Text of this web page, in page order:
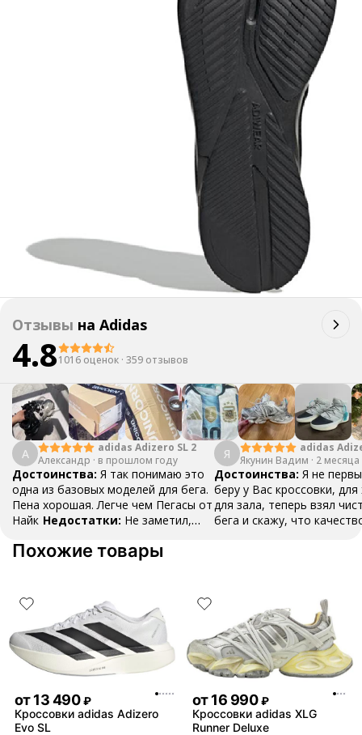
Отзывы на Adidas
4.81016 оценок · 359 отзывов
А
adidas Adizero SL 2
Александр · в прошлом году
Достоинства: Я так понимаю это
одна из базовых моделей для бега.
Пена хорошая. Легче чем Пегасы от
Найк Недостатки: Не заметил,
Тренируюсь две недели, ничего не
Я
adidas
Boston 13
Якунин Вадим · 2
Достоинства: Я не
беру у Вас кроссовки,
для зала, теперь взял
бега и скажу, что
Похожие товары
от13 490 ₽
Кроссовки adidas Adizero
Evo SL
от16 990 ₽
Кроссовки adidas XLG
Runner Deluxe